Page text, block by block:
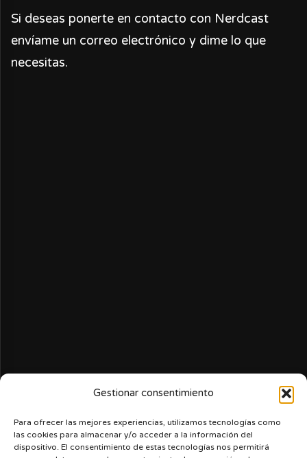
Gestionar consentimiento
Para ofrecer las mejores experiencias, utilizamos tecnologías como
las cookies para almacenar y/o acceder a la información del
dispositivo. El consentimiento de estas tecnologías nos permitirá
Si deseas ponerte en contacto con Nerdcast
envíame un correo electrónico y dime lo que
necesitas.